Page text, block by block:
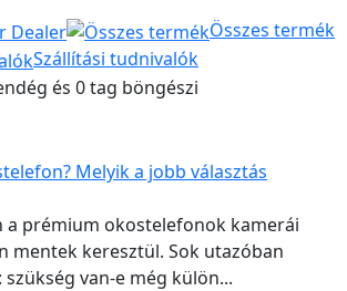
Összes termék
Szállítási tudnivalók
és 0 tag böngészi
Melyik a jobb választás
a prémium okostelefonok kamerái
mentek keresztül. Sok utazóban
van-e még külön...